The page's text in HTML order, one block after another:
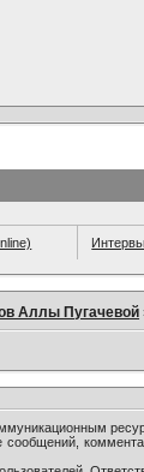
Аллы Пугачевой
сообщений,